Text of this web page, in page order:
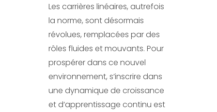
Les carrières linéaires, autrefois
la norme, sont désormais
révolues, remplacées par des
rôles fluides et mouvants. Pour
prospérer dans ce nouvel
environnement, s’inscrire dans
une dynamique de croissance
et d’apprentissage continu est